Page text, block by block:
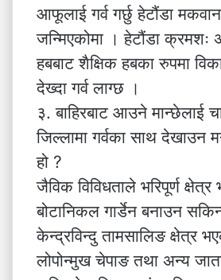
आफूलाई गर्व गर्छु हेटौंडा
जन्मिएकोमा । हेटौंडा क्रमशः
हबबाट शैक्षिक हबका रुपमा
देख्दा गर्व लाग्छ ।
३. बाहिरबाट आउने मान्छेलाई
जिल्लामा गर्वका साथ देखाउन
हो ?
जैविक विविधताले भरिपूर्ण
बोटानिकल गार्डेन बनाउन
केन्द्रविन्दु तामसालिङ क्षेत्र
लोपोन्मुख चेपाङ तथा अन्य